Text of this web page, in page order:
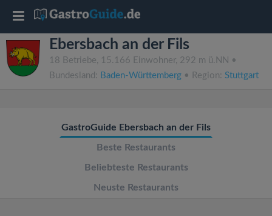
Ebersbach an der Fils
18 Betriebe, 15.166 Einwohner, 292 m ü.NN •
Bundesland: Baden-Württemberg • Region: Stuttgart
GastroGuide Ebersbach an der Fils
Beste Restaurants
Beliebteste Restaurants
Neuste Restaurants
T
o
g